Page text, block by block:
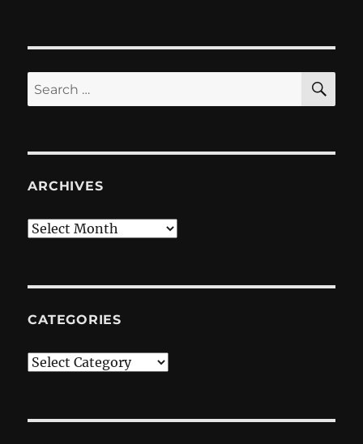
Search
for:
ARCHIVES
Archives
CATEGORIES
Categories